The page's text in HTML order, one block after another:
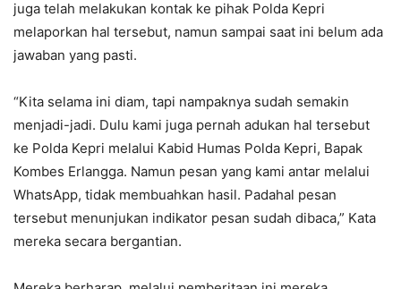
juga telah melakukan kontak ke pihak Polda Kepri
melaporkan hal tersebut, namun sampai saat ini belum ada
jawaban yang pasti.
“Kita selama ini diam, tapi nampaknya sudah semakin
menjadi-jadi. Dulu kami juga pernah adukan hal tersebut
ke Polda Kepri melalui Kabid Humas Polda Kepri, Bapak
Kombes Erlangga. Namun pesan yang kami antar melalui
WhatsApp, tidak membuahkan hasil. Padahal pesan
tersebut menunjukan indikator pesan sudah dibaca,” Kata
mereka secara bergantian.